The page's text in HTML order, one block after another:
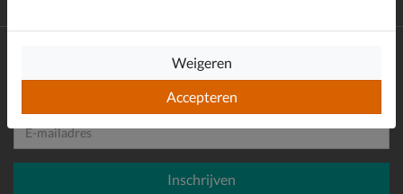
Schrijf je in voor de Shoemixx nieuwsbrief en ontvang €10,-
E-mailadres
Inschrijven
Accepteren
Weigeren